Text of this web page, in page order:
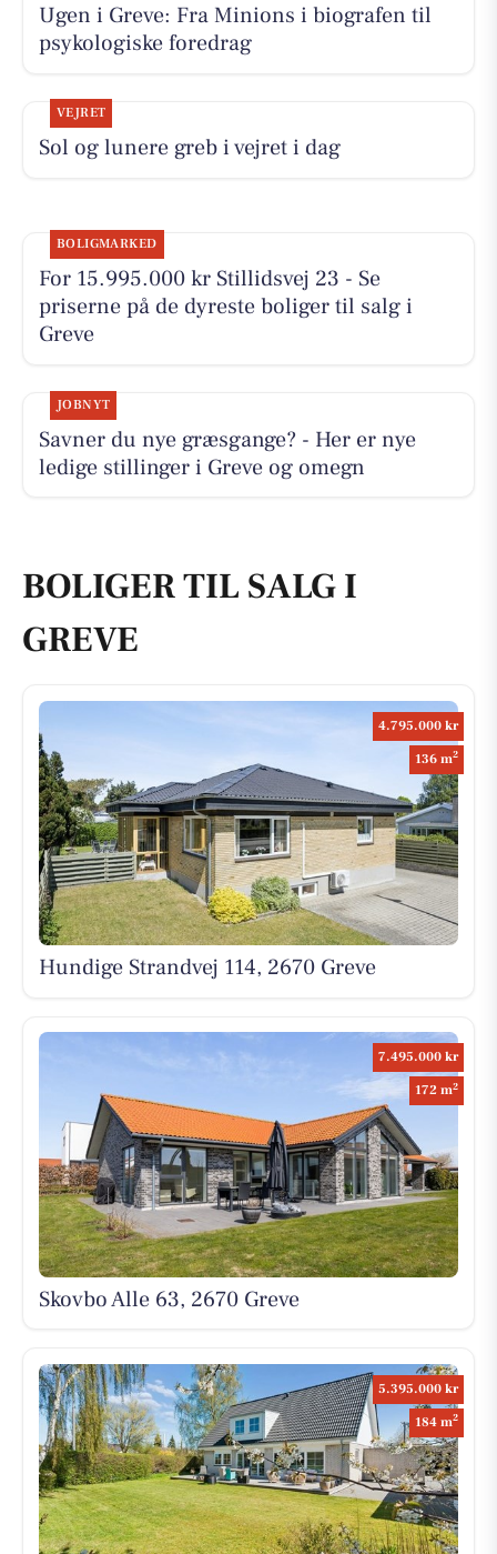
Ugen i Greve: Fra Minions i biografen til
psykologiske foredrag
VEJRET
Sol og lunere greb i vejret i dag
BOLIGMARKED
For 15.995.000 kr Stillidsvej 23 - Se
priserne på de dyreste boliger til salg i
Greve
JOBNYT
Savner du nye græsgange? - Her er nye
ledige stillinger i Greve og omegn
BOLIGER TIL SALG I
GREVE
4.795.000 kr
136 m2
Hundige Strandvej 114, 2670 Greve
7.495.000 kr
172 m2
Skovbo Alle 63, 2670 Greve
5.395.000 kr
184 m2